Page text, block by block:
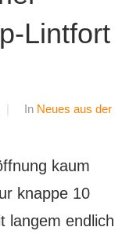
Lintfort
In Neues aus der
kaum
knappe 10
langem endlich